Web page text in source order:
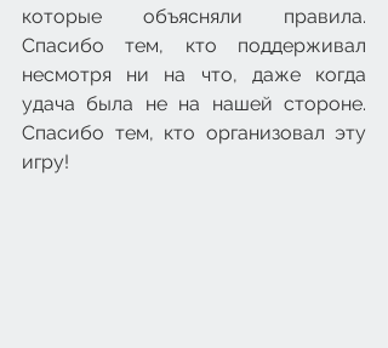
которые объясняли правила.
Спасибо тем, кто поддерживал
несмотря ни на что, даже когда
удача была не на нашей стороне.
Спасибо тем, кто организовал эту
игру!